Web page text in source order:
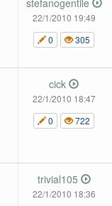
22/1/2010 19:49
0
305
cick
22/1/2010 18:47
0
722
trivial105
22/1/2010 18:36